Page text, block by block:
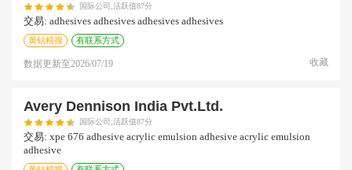
国际公司,活跃值87分
交易: adhesives adhesives adhesives adhesives
黄钻精搜 有联系方式
数据更新至2026/07/19 收藏
Avery Dennison India Pvt.ltd.
国际公司,活跃值87分
交易: xpe 676 adhesive acrylic emulsion adhesive acrylic emulsion
adhesive